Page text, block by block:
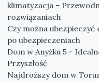
klimatyzacja –
rozwiązaniach
Czy można
po ubezpieczeniach
Dom w Anyżku 5 –
Przyszłość
Najdroższy dom w